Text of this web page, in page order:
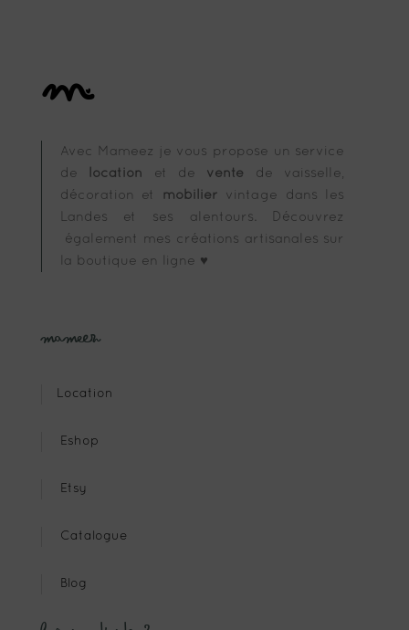
Avec Mameez je vous propose un service
de
location et de vente
de vaisselle,
décoration et mobilier vintage dans les
Landes et ses alentours. Découvrez
également mes créations artisanales sur
la boutique en ligne ♥
Mameez
Location
Eshop
Etsy
Catalogue
Blog